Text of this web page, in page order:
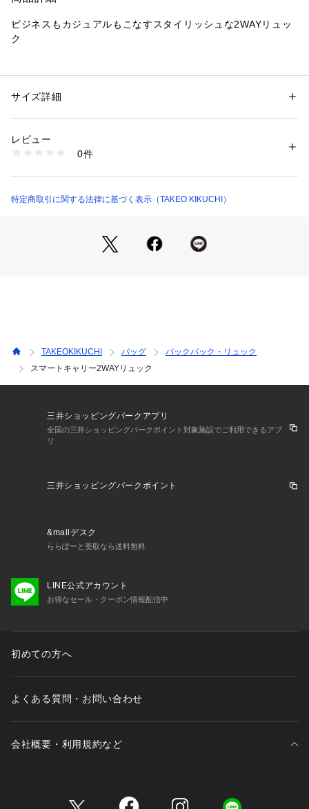
ビジネスもカジュアルもこなすスタイリッシュな2WAYリュッ
ク
ュアル素材を使用することで、近年のドレスコードのカジュア
（1）特殊構造の背負いベルトで負荷軽減。
からだへの負担を軽減するとともに、重い荷物を軽く感じさせ
メインルームには複数の可視ポケット・PCスリーブ。
（3）軽量
本体約800グラムの軽量設計。
前胴に加水分解がしにくく、防水圧・耐水圧もあるマットな質
感のコーティング生地、側面に100％リサイクル原料のポリエ
ステルツイルを採用。
本体生地の防水性に加え、ファスナーも止水ファスナーを使用
【仕様】
・ポケット数：外側×3 内側×8 ペンポケット×2
ギフト/プレゼント、また大切な方への贈りものとしてもおす
すめです。
※照明の関係により、実際よりも色味が違って見える場合があ
ります。また、パソコン・スマートフォンなどの環境により、
性別：メンズ
素材：本体: ポリエステル 付属: ポリウレタンコーティング（基布ポリエ
1095800004609
サイズ詳細
レビュー
0件
特定商取引に関する法律に基づく表示（TAKEO KIKUCHI）
TAKEOKIKUCHI バッグ
バックパック・リュック
スマートキャリー2WAYリュック
三井ショッピングパークアプリ
全国の三井ショッピングパークポイント対象施設でご利用できるアプ
リ
三井ショッピングパークポイント
&mallデスク
ららぽーと受取なら送料無料
LINE公式アカウント
お得なセール・クーポン情報配信中
初めての方へ
よくある質問・お問い合わせ
会社概要・利用規約など